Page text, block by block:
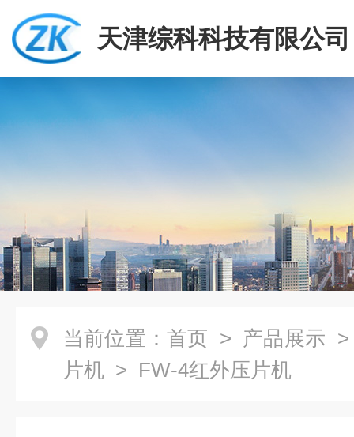
天津综科科技有限公司
当前位置： 首页 > 产品展示
片机 > FW-4红外压片机